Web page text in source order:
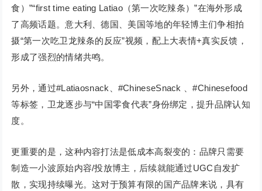
食）”“first time eating Latiao（第一次吃辣条）”在海外形成
了高频话题。意大利、德国、美国等地的年轻博主们争相拍
摄“第一次吃卫龙辣条的反应”视频，配上大表情+真实反馈，
形成了强烈的情绪共鸣。
另外，通过#Latiaosnack、#ChineseSnack 、#Chinesefood
等标签，卫龙逐步与“中国零食代表”身份绑定，提升品牌认知
度。
更重要的是，这种内容打法是低成本高裂变的：品牌只需要
制造一小波原始内容/投放博主，后续就能通过UGC自发扩
散，实现持续曝光。这对于预算有限的国产品牌来说，具有